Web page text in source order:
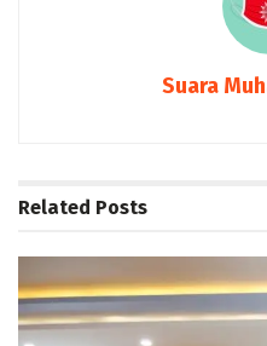
Suara
Related Posts